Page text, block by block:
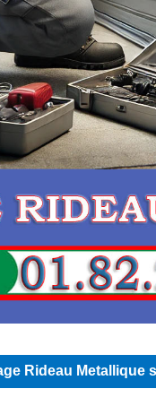
Rideau Metallique